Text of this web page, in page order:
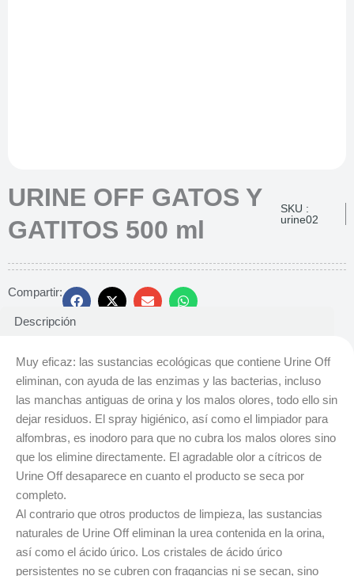
URINE OFF GATOS Y
GATITOS 500 ml
SKU :
urine02
Compartir:
Descripción
Muy eficaz: las sustancias ecológicas que contiene Urine Off
eliminan, con ayuda de las enzimas y las bacterias, incluso
las manchas antiguas de orina y los malos olores, todo ello sin
dejar residuos. El spray higiénico, así como el limpiador para
alfombras, es inodoro para que no cubra los malos olores sino
que los elimine directamente. El agradable olor a cítricos de
Urine Off desaparece en cuanto el producto se seca por
completo.
Al contrario que otros productos de limpieza, las sustancias
naturales de Urine Off eliminan la urea contenida en la orina,
así como el ácido úrico. Los cristales de ácido úrico
persistentes no se cubren con fragancias ni se secan, sino